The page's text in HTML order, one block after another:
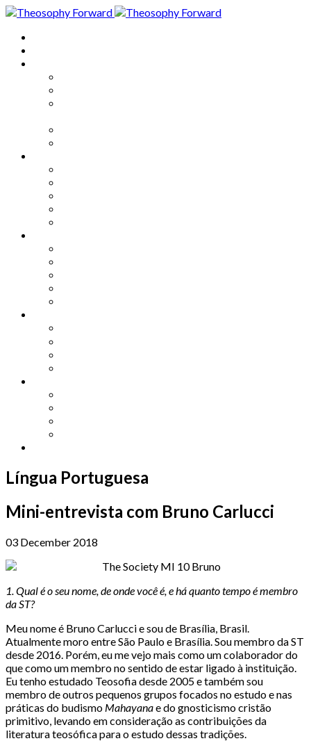
Língua Portuguesa
Mini-entrevista com Bruno Carlucci
03 December 2018
1. Qual é o seu nome, de onde você é, e há quanto tempo é membro
da ST?
Meu nome é Bruno Carlucci e sou de Brasília, Brasil.
Atualmente moro entre São Paulo e Brasília. Sou membro da ST
desde 2016. Porém, eu me vejo mais como um colaborador do
que como um membro no sentido de estar ligado à instituição.
Eu tenho estudado Teosofia desde 2005 e também sou
membro de outros pequenos grupos focados no estudo e nas
práticas do budismo Mahayanae do gnosticismo cristão
primitivo, levando em consideração as contribuições da
literatura teosófica para o estudo dessas tradições.